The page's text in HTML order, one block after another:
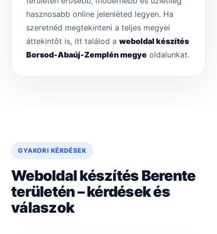
hasznosabb online jelenléted legyen. Ha
szeretnéd megtekinteni a teljes megyei
áttekintőt is, itt találod a weboldal készítés
Borsod-Abaúj-Zemplén megye oldalunkat.
GYAKORI KÉRDÉSEK
Weboldal készítés Berente
területén – kérdések és
válaszok